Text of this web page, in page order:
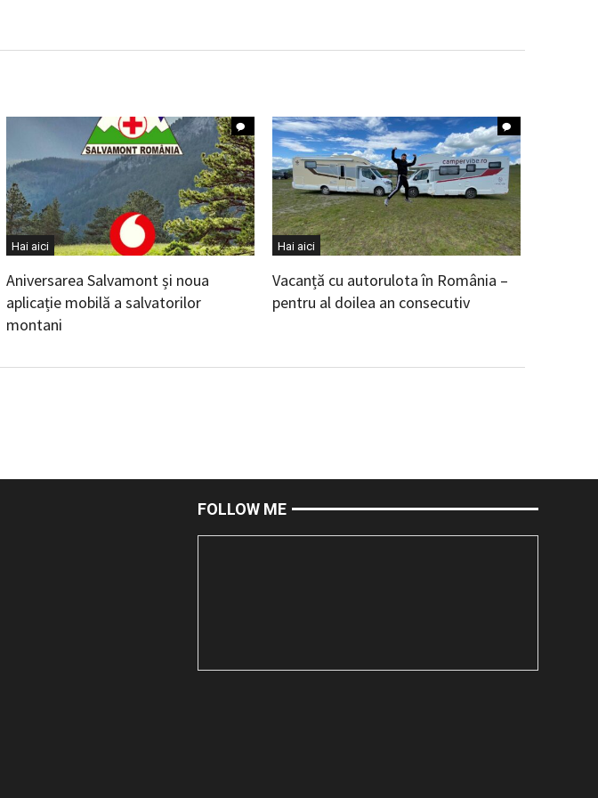
Hai aici
Aniversarea Salvamont și noua
aplicație mobilă a salvatorilor
montani
Hai aici
Vacanță cu autorulota în România –
pentru al doilea an consecutiv
FOLLOW ME